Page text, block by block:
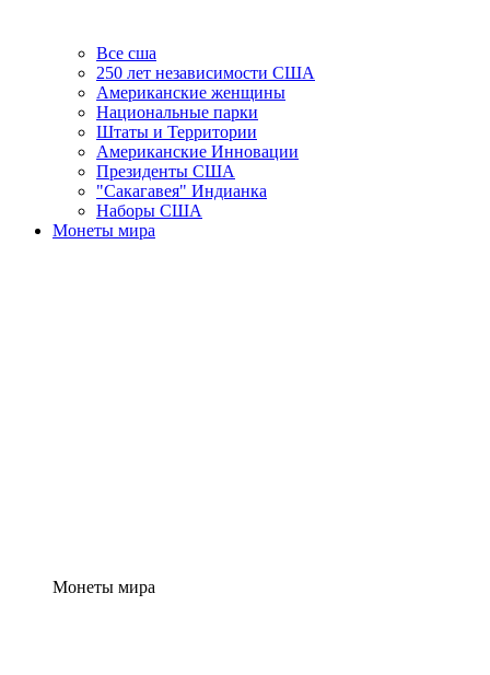
Все сша
250 лет независимости США
Американские женщины
Национальные парки
Штаты и Территории
Американские Инновации
Президенты США
"Сакагавея" Индианка
Наборы США
Монеты мира
Монеты мира